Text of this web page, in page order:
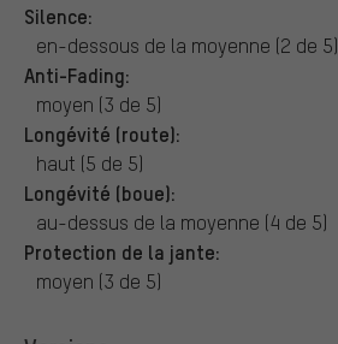
Silence:
en-dessous de la moyenne (2 de 5)
Anti-Fading:
moyen (3 de 5)
Longévité (route):
haut (5 de 5)
Longévité (boue):
au-dessus de la moyenne (4 de 5)
Protection de la jante:
moyen (3 de 5)